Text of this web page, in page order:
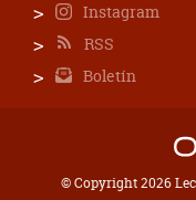
Instagram
RSS
Boletín
© Copyright 2026